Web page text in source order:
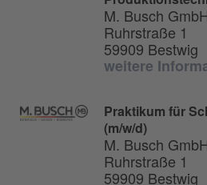
M. Busch
Ruhrstraße 1
59909 Bestwig
weitere
Praktikum für
(m/w/d)
M. Busch
Ruhrstraße 1
59909 Bestwig